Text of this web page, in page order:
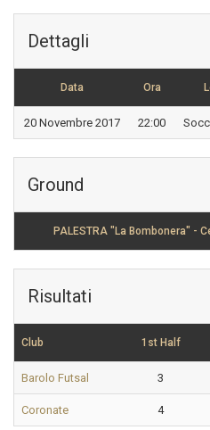
Dettagli
Data Ora
20 Novembre 2017 22:00
Ground
PALESTRA "La Bombonera" -
Risultati
Club 1st Half
Barolo Futsal 3
Coronate 4